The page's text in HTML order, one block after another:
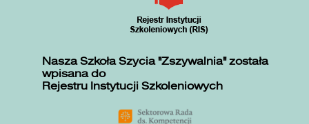
Nasza Szkoła Szycia "Zszywalnia" została
wpisana do
Rejestru Instytucji Szkoleniowych